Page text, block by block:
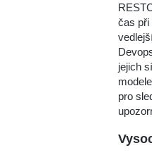
čas
jejich
pro